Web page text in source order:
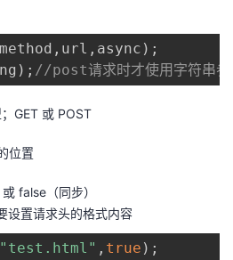
method , url , async ) ;
) ; //post请求时才使用字符串参
GET 或 POST
位置
false（同步）
设置请求头的格式内容
"test.html" , true ) ;